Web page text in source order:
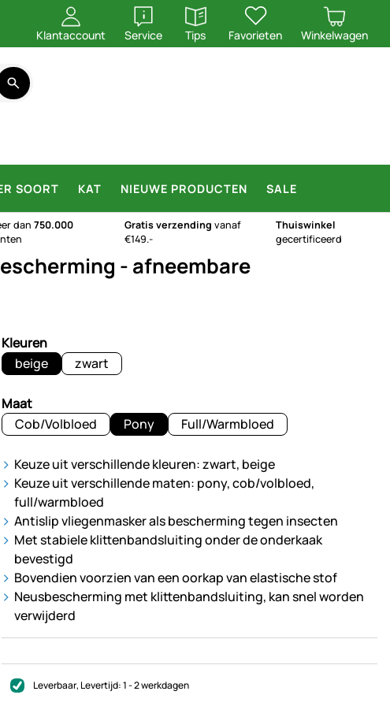
Klantaccount Service
openen
Tips
openen
Favorieten Winkelwagen
SOORT KAT NIEUWE PRODUCTEN SALE
dan750.000
Gratis verzending vanaf
€149.-
Thuiswinkel
gecertificeerd
- afneembare
Kleuren
beige
zwart
Maat
Cob/Volbloed
Pony Full/Warmbloed
Keuze uit verschillende kleuren: zwart, beige
Keuze uit verschillende maten: pony, cob/volbloed,
full/warmbloed
Antislip vliegenmasker als bescherming tegen insecten
Met stabiele klittenbandsluiting onder de onderkaak
bevestigd
Bovendien voorzien van een oorkap van elastische stof
Neusbescherming met klittenbandsluiting, kan snel worden
verwijderd
Leverbaar, Levertijd:1 - 2 werkdagen